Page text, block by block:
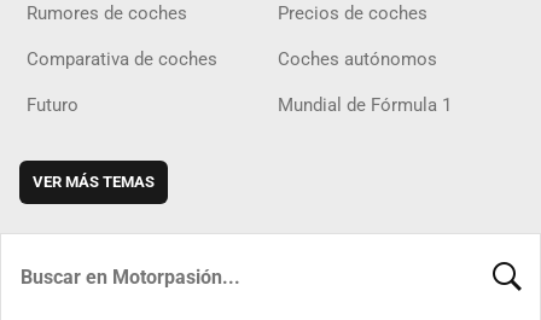
Rumores de coches Precios de coches
Comparativa de coches Coches autónomos
Futuro Mundial de Fórmula 1
VER MÁS TEMAS